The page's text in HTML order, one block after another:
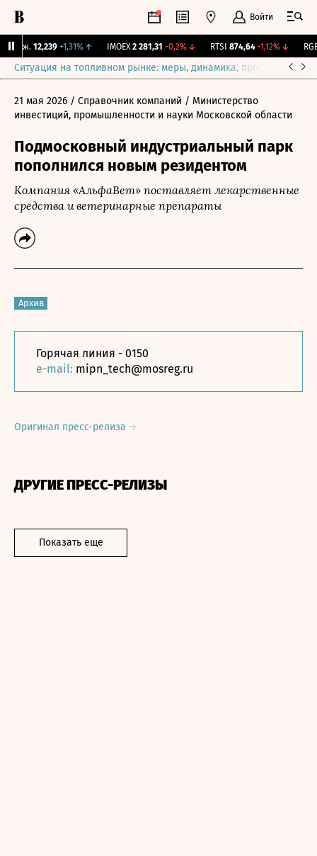
Войти
Бирж. 12,239 +1,31% ↑ IMOEX 2 281,31 -0,2%↓ RTSI 874,64 -1,12%↓ RGBI
Ситуация на топливном рынке: меры, динамика, прогнозы
21 мая 2026 / Справочник компаний / Министерство
инвестиций, промышленности и науки Московской области
Подмосковный индустриальный парк
пополнился новым резидентом
Компания «АльфаВет» поставляет лекарственные
средства и ветеринарные препараты
Архив
Горячая линия - 0150
e-mail: mipn_tech@mosreg.ru
Оригинал пресс-релиза
ДРУГИЕ ПРЕСС-РЕЛИЗЫ
Показать еще